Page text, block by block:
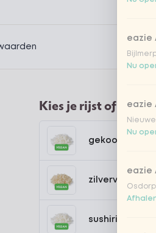
Kies je rijst of
gekookte rijst
zilvervlies rijst
sushirijst (soft
eazie
Nu
eazie
Nu
eazie